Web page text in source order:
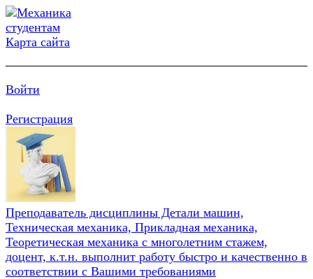
Карта сайта
Войти
Регистрация
Преподаватель дисциплины Детали машин,
Техническая механика, Прикладная механика,
Теоретическая механика с многолетним стажем,
доцент, к.т.н. выполнит работу быстро и качественно в
соответствии с Вашими требованиями